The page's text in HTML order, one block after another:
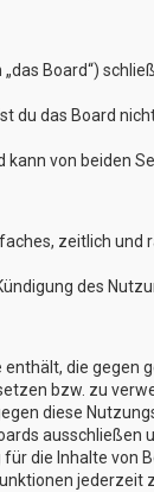
Board“)
du das Board
von beiden
zeitlich
des
die
bzw. zu
diese
ausschließen
die Inhalte
jederzeit